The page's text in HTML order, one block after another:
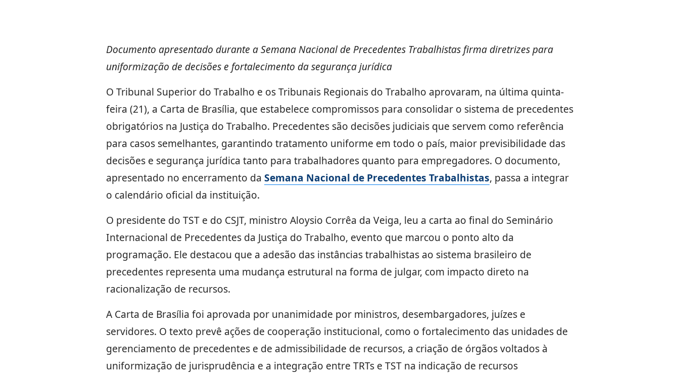
Documento apresentado durante a Semana Nacional de Precedentes Trabalhistas firma diretrizes para
uniformização de decisões e fortalecimento da segurança jurídica
O Tribunal Superior do Trabalho e os Tribunais Regionais do Trabalho aprovaram, na última quinta-
feira (21), a Carta de Brasília, que estabelece compromissos para consolidar o sistema de precedentes
obrigatórios na Justiça do Trabalho. Precedentes são decisões judiciais que servem como referência
para casos semelhantes, garantindo tratamento uniforme em todo o país, maior previsibilidade das
decisões e segurança jurídica tanto para trabalhadores quanto para empregadores. O documento,
apresentado no encerramento da Semana Nacional de Precedentes Trabalhistas, passa a integrar
o calendário oficial da instituição.
O presidente do TST e do CSJT, ministro Aloysio Corrêa da Veiga, leu a carta ao final do Seminário
Internacional de Precedentes da Justiça do Trabalho, evento que marcou o ponto alto da
programação. Ele destacou que a adesão das instâncias trabalhistas ao sistema brasileiro de
precedentes representa uma mudança estrutural na forma de julgar, com impacto direto na
racionalização de recursos.
A Carta de Brasília foi aprovada por unanimidade por ministros, desembargadores, juízes e
servidores. O texto prevê ações de cooperação institucional, como o fortalecimento das unidades de
gerenciamento de precedentes e de admissibilidade de recursos, a criação de órgãos voltados à
uniformização de jurisprudência e a integração entre TRTs e TST na indicação de recursos